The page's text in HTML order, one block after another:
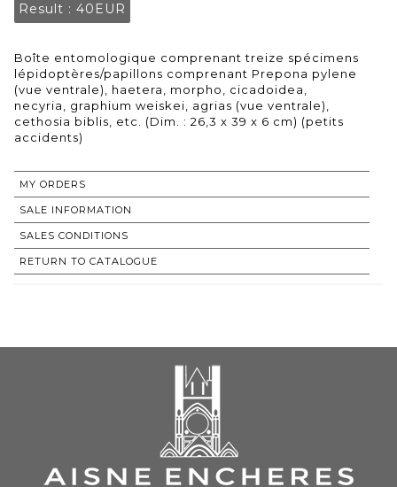
Result : 40EUR
Boîte entomologique comprenant treize spécimens
lépidoptères/papillons comprenant Prepona pylene
(vue ventrale), haetera, morpho, cicadoidea,
necyria, graphium weiskei, agrias (vue ventrale),
cethosia biblis, etc. (Dim. : 26,3 x 39 x 6 cm) (petits
accidents)
MY ORDERS
SALE INFORMATION
SALES CONDITIONS
RETURN TO CATALOGUE